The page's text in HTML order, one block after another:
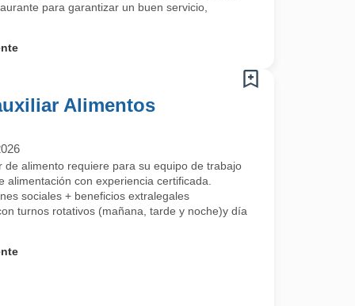
para garantizar un buen servicio,
ejecutar labores de limpieza en las áreas asignadas de
y dosificación.
Alimentos
de alimento requiere para su equipo de trabajo
alimentación con experiencia certificada.
sociales + beneficios extralegales
turnos rotativos (mañana, tarde y noche)y día